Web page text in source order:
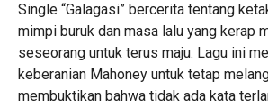
Single “Galagasi” bercerita tentang
mimpi buruk dan masa lalu yang kerap
seseorang untuk terus maju. Lagu ini
keberanian Mahoney untuk tetap
membuktikan bahwa tidak ada kata